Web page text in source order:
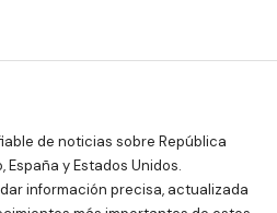
de noticias sobre República
España y Estados Unidos.
información precisa, actualizada